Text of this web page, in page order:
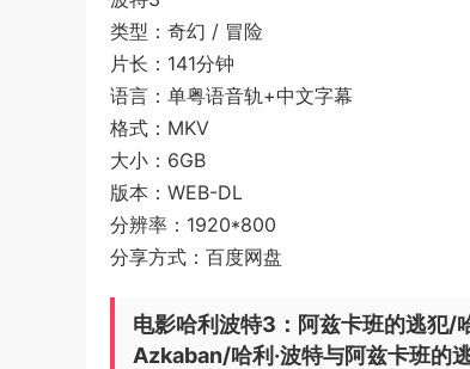
类型：奇幻 / 冒险
片长：141分钟
语言：单粤语音轨+中文字幕
格式：MKV
大小：6GB
版本：WEB-DL
分辨率：1920*800
分享方式：百度网盘
电影哈利波特3：阿兹卡班的逃犯
Azkaban/哈利·波特与阿兹卡班的